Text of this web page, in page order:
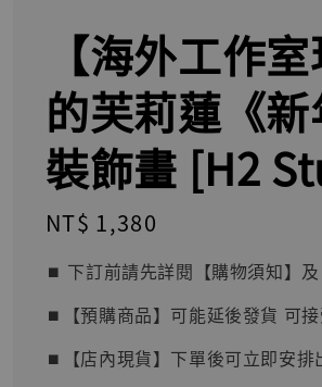
【海外工作
的芙莉蓮《新
裝飾畫 [H2
Regular
price
NT$ 1,380
⏹︎ 下訂前請先詳閱【購物須知】及
⏹︎【預購商品】可能延後發貨 可
⏹︎【店內現貨】下單後可立即安排